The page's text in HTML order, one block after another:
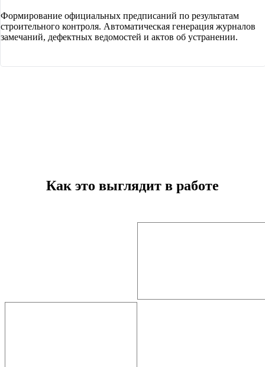
Формирование официальных предписаний по результатам
строительного контроля. Автоматическая генерация журналов
замечаний, дефектных ведомостей и актов об устранении.
Как это выглядит в работе